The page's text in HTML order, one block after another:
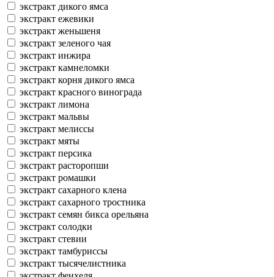
экстракт дикого ямса
экстракт ежевики
экстракт женьшеня
экстракт зеленого чая
экстракт инжира
экстракт камнеломки
экстракт корня дикого ямса
экстракт красного винограда
экстракт лимона
экстракт мальвы
экстракт мелиссы
экстракт мяты
экстракт персика
экстракт расторопши
экстракт ромашки
экстракт сахарного клена
экстракт сахарного тростника
экстракт семян бикса орельяна
экстракт солодки
экстракт стевии
экстракт тамбуриссы
экстракт тысячелистника